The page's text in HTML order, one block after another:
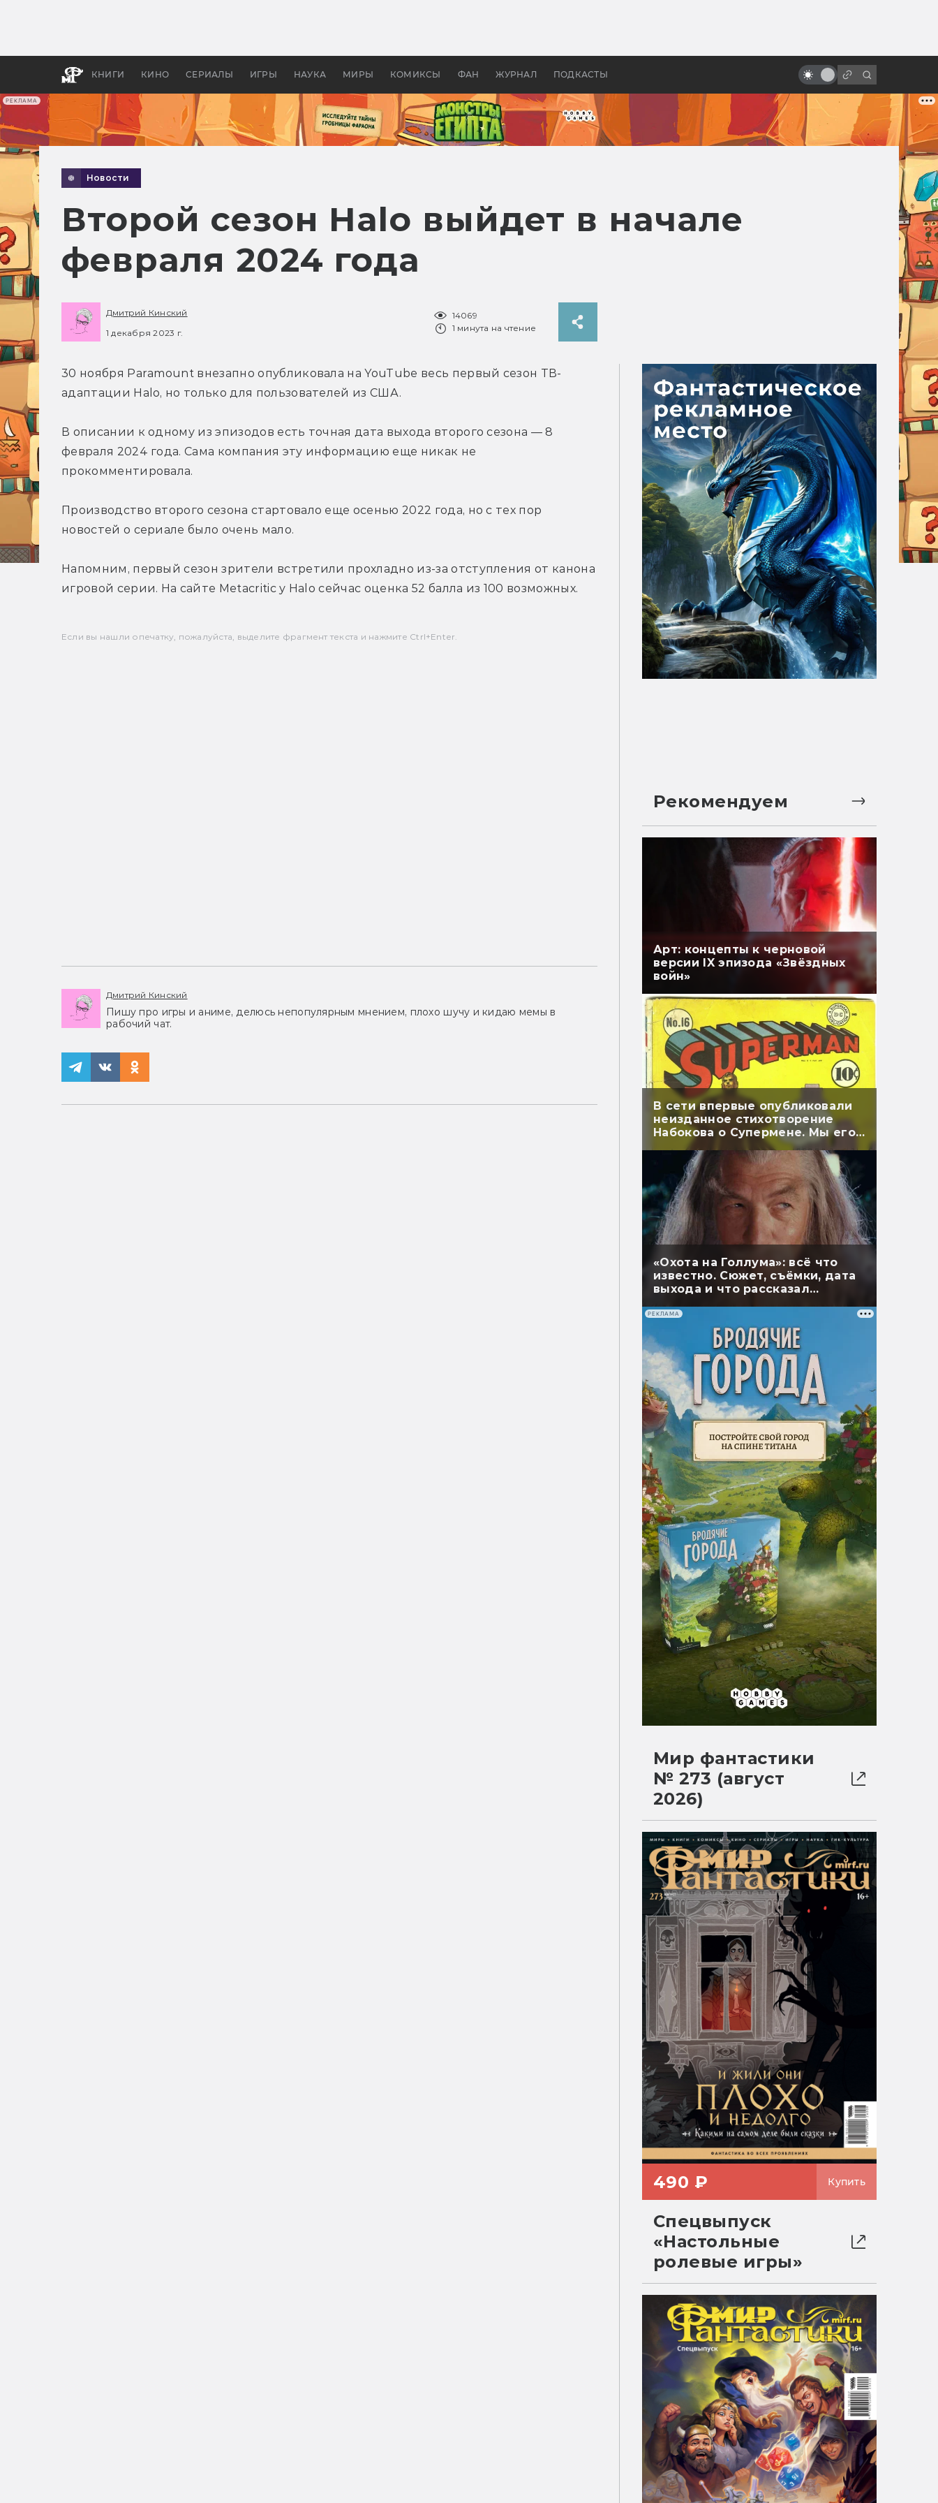
РЕКЛАМА
КНИГИ КИНО СЕРИАЛЫ ИГРЫ НАУКА МИРЫ КОМИКСЫ ФАН ЖУРНАЛ ПОДКАСТЫ
апокалипсис, в России —
бы «Властелина колец»
фильмов Стивена Спилберга
Новости
Второй сезон Halo выйдет в начале
февраля 2024 года
Дмитрий Кинский
1 декабря 2023 г.
14069
1 минута на чтение
30 ноября Paramount внезапно опубликовала на YouTube весь первый сезон ТВ-
адаптации Halo, но только для пользователей из США.
В описании к одному из эпизодов есть точная дата выхода второго сезона — 8
февраля 2024 года. Сама компания эту информацию еще никак не
прокомментировала.
Производство второго сезона стартовало еще осенью 2022 года, но с тех пор
новостей о сериале было очень мало.
Напомним, первый сезон зрители встретили прохладно из-за отступления от канона
игровой серии. На сайте Metacritic у Halo сейчас оценка 52 балла из 100 возможных.
Если вы нашли опечатку, пожалуйста, выделите фрагмент текста и нажмите Ctrl+Enter.
Дмитрий Кинский
Пишу про игры и аниме, делюсь непопулярным мнением, плохо шучу и кидаю мемы в
рабочий чат.
Рекомендуем
Арт: концепты к черновой
версии IX эпизода «Звёздных
войн»
В сети впервые опубликовали
неизданное стихотворение
Набокова о Супермене. Мы его
перевели
«Охота на Голлума»: всё что
известно. Сюжет, съёмки, дата
выхода и что рассказал
РЕКЛАМА
Мир фантастики
№ 273 (август
2026)
490 ₽ Купить
Спецвыпуск
«Настольные
ролевые игры»